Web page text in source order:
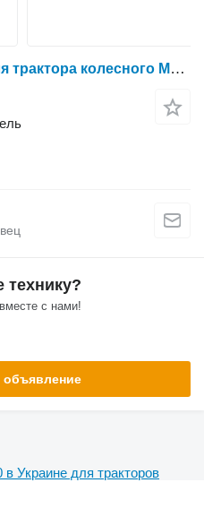
Гидрораспределитель для трактора колесного Massey Ferguson 6260
технику?
с нами!
объявление
Украине для тракторов